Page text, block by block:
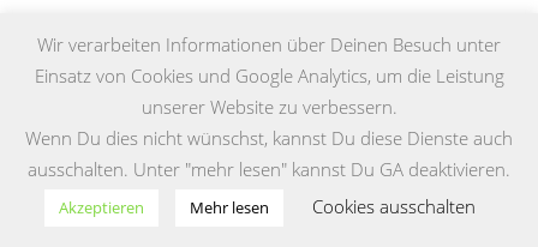
NEUESTE BEITRÄGE
Toffifee Coconut „Limited Edition“
Tortelloni mit Original Allgäuer St. Mang Limburger
Wir verarbeiten Informationen über Deinen Besuch unter
Einsatz von Cookies und Google Analytics, um die Leistung
unserer Website zu verbessern.
Wenn Du dies nicht wünschst, kannst Du diese Dienste auch
ausschalten. Unter "mehr lesen" kannst Du GA deaktivieren.
Akzeptieren Mehr lesen Cookies ausschalten